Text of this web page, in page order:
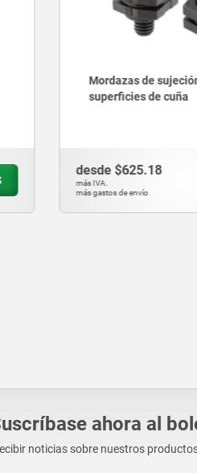
Mordazas de
acero, con
desde $2,993.14
más IVA.
más gastos de envío
ahora al
noticias sobre nuestros